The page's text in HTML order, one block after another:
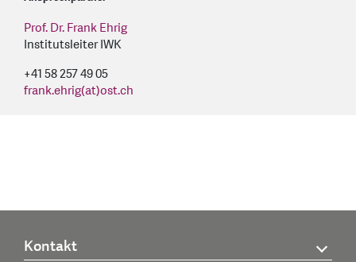
Prof. Dr. Frank Ehrig
Institutsleiter IWK
+41 58 257 49 05
frank.ehrig(at)ost.ch
Kontakt